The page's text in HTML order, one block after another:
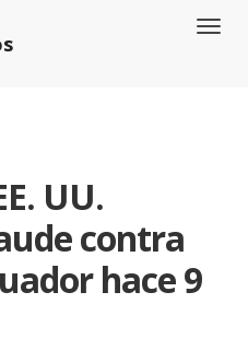
UU.
contra
hace 9